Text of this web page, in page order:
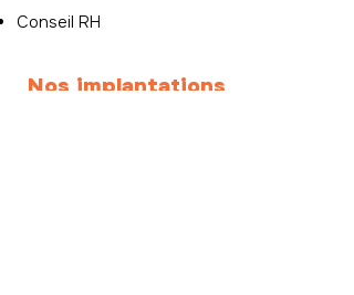
Conseil RH
Nos implantations